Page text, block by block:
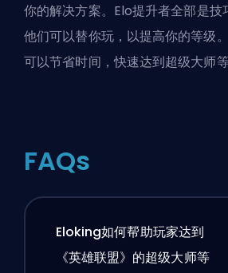
你的解决方案。Elo提升者全部是技
他们可以替你玩，以提高你的等级
可以节省时间，快速达到超级大师等
FAQs
Eloking如何帮助玩家达到
《英雄联盟》的超级大师等